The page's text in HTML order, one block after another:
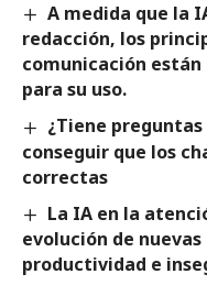
A medida que la
redacción, los
comunicación
para su uso.
¿Tiene
conseguir que los
correctas
La IA en la
evolución de
productividad e